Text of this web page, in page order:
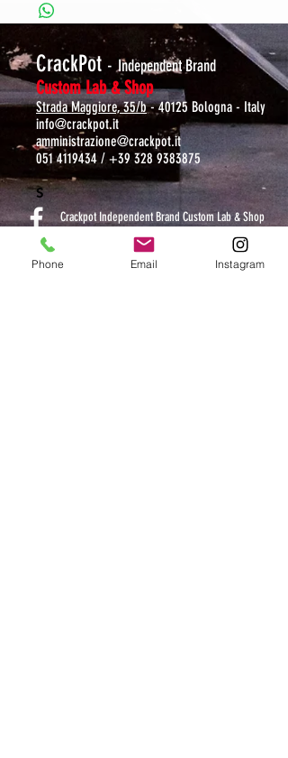
CrackPot - Independent Brand
Custom Lab & Shop
Strada Maggiore, 35/b- 40125 Bologna - Italy
info@crackpot.it
amministrazione@crackpot.it
051 4119434 /+39 328 9383875
S
Crackpot Independent Brand Custom Lab & Shop
crackpotlab
Phone Email Instagram